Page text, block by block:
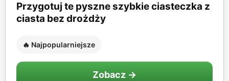
Przygotuj te pyszne szybkie ciasteczka z
ciasta bez drożdży
🔥 Najpopularniejsze
Zobacz →